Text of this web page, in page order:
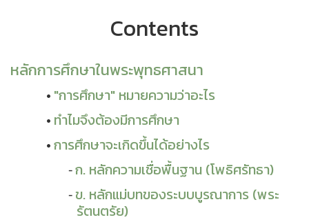
Contents
หลักการศึกษาในพระพุทธศาสนา
"การศึกษา" หมายความว่าอะไร
ทำไมจึงต้องมีการศึกษา
การศึกษาจะเกิดขึ้นได้อย่างไร
ก. หลักความเชื่อพื้นฐาน (โพธิศรัทธา)
ข. หลักแม่บทของระบบบูรณาการ (พระ
รัตนตรัย)